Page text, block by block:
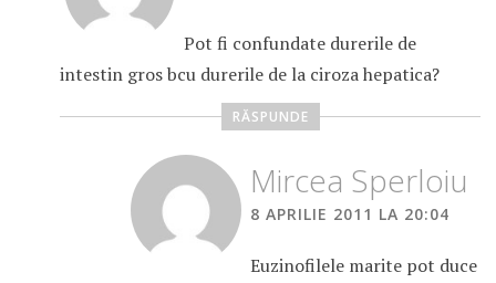
Pot fi confundate durerile de
intestin gros bcu durerile de la ciroza hepatica?
RĂSPUNDE
Mircea Sperloiu
8 APRILIE 2011 LA 20:04
Euzinofilele marite pot duce